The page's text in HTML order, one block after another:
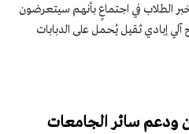
الطلاب في اجتماعٍ بأنهم سيتعرضون
إبادي ثقيل يُحمل على الدبابات
ودعم سائر الجامعات